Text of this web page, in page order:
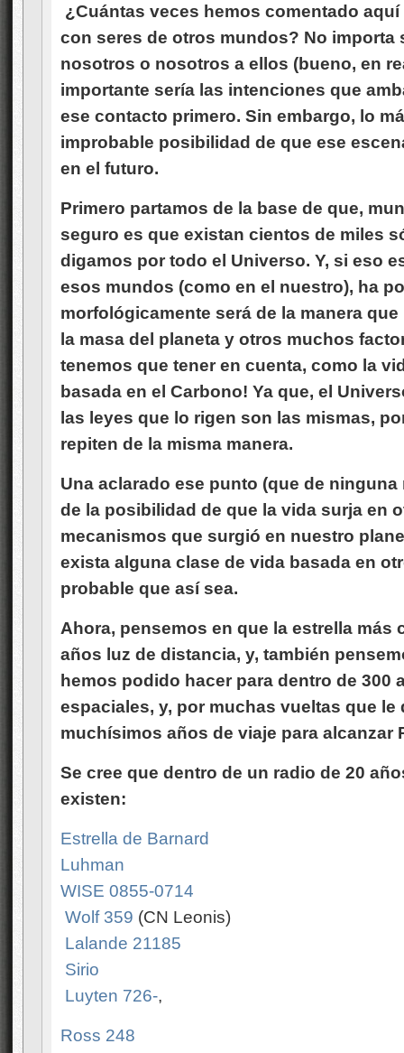
¿Cuántas veces hemos comentado
con seres de otros mundos? No importa
nosotros o nosotros a ellos (bueno, en
importante sería las intenciones que
ese contacto primero. Sin embargo, lo
improbable posibilidad de que ese
en el futuro.
Primero partamos de la base de que,
seguro es que existan cientos de miles
digamos por todo el Universo. Y, si eso
esos mundos (como en el nuestro), ha
morfológicamente será de la manera
la masa del planeta y otros muchos
tenemos que tener en cuenta, como la
basada en el Carbono! Ya que, el
las leyes que lo rigen son las mismas,
repiten de la misma manera.
Una aclarado ese punto (que de
de la posibilidad de que la vida surja en
mecanismos que surgió en nuestro
exista alguna clase de vida basada en
probable que así sea.
Ahora, pensemos en que la estrella más
años luz de distancia, y, también
hemos podido hacer para dentro de 300
espaciales, y, por muchas vueltas que le
muchísimos años de viaje para alcanzar
Se cree que dentro de un radio de 20
existen:
Estrella de Barnard
Luhman
WISE 0855-0714
Wolf 359 (CN Leonis)
Lalande 21185
Sirio
Luyten 726-,
Ross 248